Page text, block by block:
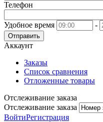
Телефон
Удобное время -
Отправить
Аккаунт
Заказы
Список сравнения
Отложенные товары
Отслеживание заказа
Отслеживание заказа
ВойтиРегистрация